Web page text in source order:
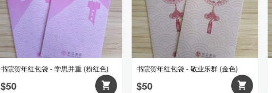
书院贺年红包袋 - 学思并重 (粉红色)
$50
书院贺年红包袋 - 敬业乐群 (金色)
$50